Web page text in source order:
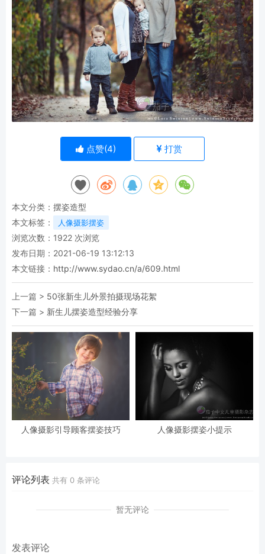
点赞(4) 打赏
本文分类： 摆姿造型
本文标签：
人像摄影摆姿
浏览次数： 1922 次浏览
发布日期：2021-06-19 13:12:13
本文链接： http://www.sydao.cn/a/609.html
上一篇 > 50张新生儿外景拍摄现场花絮
下一篇 > 新生儿摆姿造型经验分享
人像摄影引导顾客摆姿技巧 人像摄影摆姿小提示
评论列表 共有 0 条评论
暂无评论
发表评论